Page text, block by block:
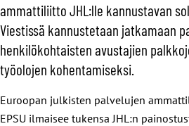
ammattiliitto JHL:lle kannustavan
Viestissä kannustetaan jatkamaan
henkilökohtaisten avustajien
työolojen kohentamiseksi.
Euroopan julkisten palvelujen
EPSU ilmaisee tukensa JHL:n